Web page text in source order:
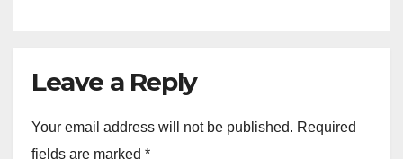
Leave a Reply
Your email address will not be published. Required
fields are marked *